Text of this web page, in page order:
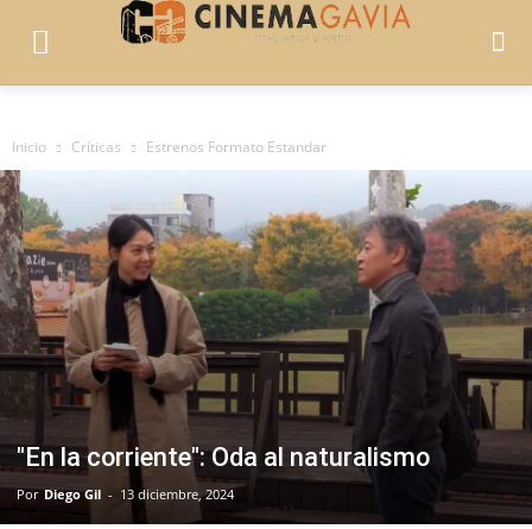
Inicio Críticas Estrenos Formato Estandar
"En la corriente": Oda al naturalismo
Por Diego Gil - 13 diciembre, 2024